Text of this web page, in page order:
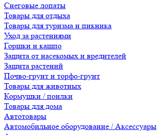
Снеговые лопаты
Товары для отдыха
Товары для туризма и пикника
Уход за растениями
Горшки и кашпо
Защита от насекомых и вредителей
Защита растений
Почво-грунт и торфо-грунт
Товары для животных
Кормушки / поилки
Товары для дома
Автотовары
Автомобильное оборудование / Аксессуары